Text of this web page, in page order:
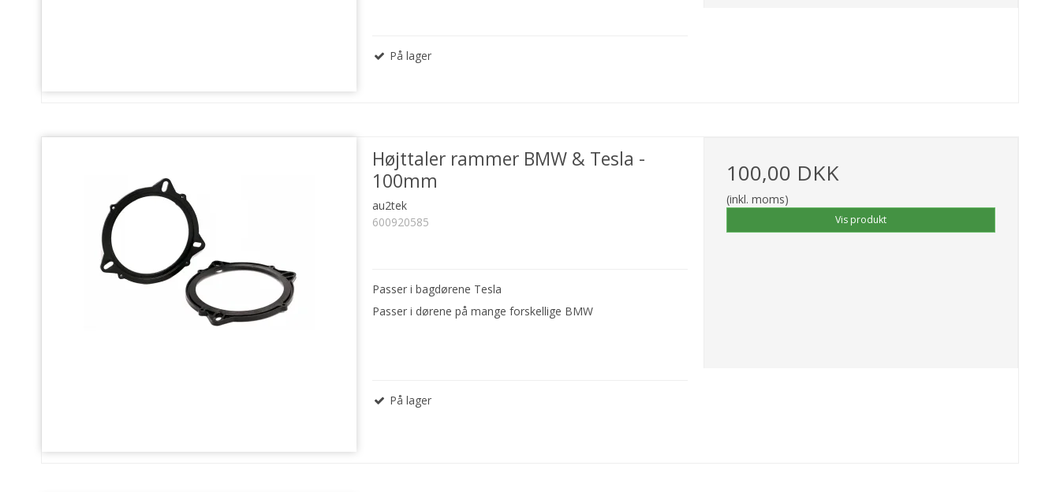
På lager
Højttaler rammer BMW & Tesla -
100mm
au2tek
600920585
Passer i bagdørene Tesla
Passer i dørene på mange forskellige BMW
På lager
100,00 DKK
(inkl. moms)
Vis produkt